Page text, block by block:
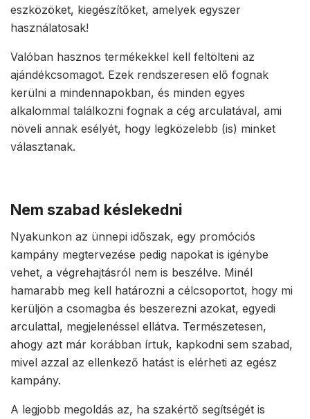
eszközöket, kiegészítőket, amelyek egyszer
használatosak!
Valóban hasznos termékekkel kell feltölteni az
ajándékcsomagot. Ezek rendszeresen elő fognak
kerülni a mindennapokban, és minden egyes
alkalommal találkozni fognak a cég arculatával, ami
növeli annak esélyét, hogy legközelebb (is) minket
választanak.
Nem szabad késlekedni
Nyakunkon az ünnepi időszak, egy promóciós
kampány megtervezése pedig napokat is igénybe
vehet, a végrehajtásról nem is beszélve. Minél
hamarabb meg kell határozni a célcsoportot, hogy mi
kerüljön a csomagba és beszerezni azokat, egyedi
arculattal, megjelenéssel ellátva. Természetesen,
ahogy azt már korábban írtuk, kapkodni sem szabad,
mivel azzal az ellenkező hatást is elérheti az egész
kampány.
A legjobb megoldás az, ha szakértő segítségét is